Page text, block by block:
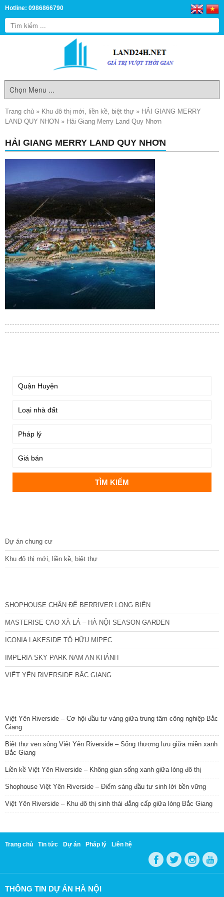
Hotline: 0986866790
Trang chủ » Khu đô thị mới, liền kề, biệt thự » HẢI GIANG MERRY
LAND QUY NHƠN » Hải Giang Merry Land Quy Nhơn
HẢI GIANG MERRY LAND QUY NHƠN
Dự án chung cư
Khu đô thị mới, liền kề, biệt thự
SHOPHOUSE CHÂN ĐẾ BERRIVER LONG BIÊN
MASTERISE CAO XÀ LÁ – HÀ NỘI SEASON GARDEN
ICONIA LAKESIDE TỐ HỮU MIPEC
IMPERIA SKY PARK NAM AN KHÁNH
VIỆT YÊN RIVERSIDE BẮC GIANG
Việt Yên Riverside – Cơ hội đầu tư vàng giữa trung tâm công nghiệp Bắc
Giang
Biệt thự ven sông Việt Yên Riverside – Sống thượng lưu giữa miền xanh
Bắc Giang
Liền kề Việt Yên Riverside – Không gian sống xanh giữa lòng đô thị
Shophouse Việt Yên Riverside – Điểm sáng đầu tư sinh lời bền vững
Việt Yên Riverside – Khu đô thị sinh thái đẳng cấp giữa lòng Bắc Giang
Trang chủ Tin tức Dự án Pháp lý Liên hệ
THÔNG TIN DỰ ÁN HÀ NỘI